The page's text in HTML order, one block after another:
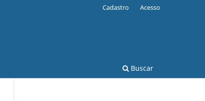
Buscar
Cadastro Acesso